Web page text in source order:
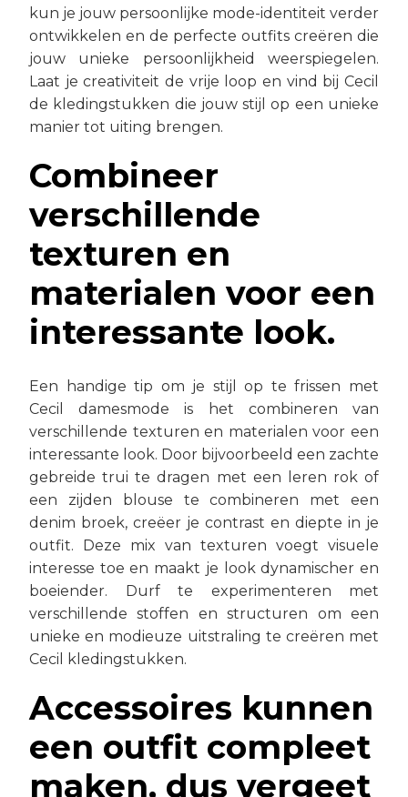
kun je jouw persoonlijke mode-identiteit verder
ontwikkelen en de perfecte outfits creëren die
jouw unieke persoonlijkheid weerspiegelen.
Laat je creativiteit de vrije loop en vind bij Cecil
de kledingstukken die jouw stijl op een unieke
manier tot uiting brengen.
Combineer
verschillende
texturen en
materialen voor een
interessante look.
Een handige tip om je stijl op te frissen met
Cecil damesmode is het combineren van
verschillende texturen en materialen voor een
interessante look. Door bijvoorbeeld een zachte
gebreide trui te dragen met een leren rok of
een zijden blouse te combineren met een
denim broek, creëer je contrast en diepte in je
outfit. Deze mix van texturen voegt visuele
interesse toe en maakt je look dynamischer en
boeiender. Durf te experimenteren met
verschillende stoffen en structuren om een
unieke en modieuze uitstraling te creëren met
Cecil kledingstukken.
Accessoires kunnen
een outfit compleet
maken, dus vergeet